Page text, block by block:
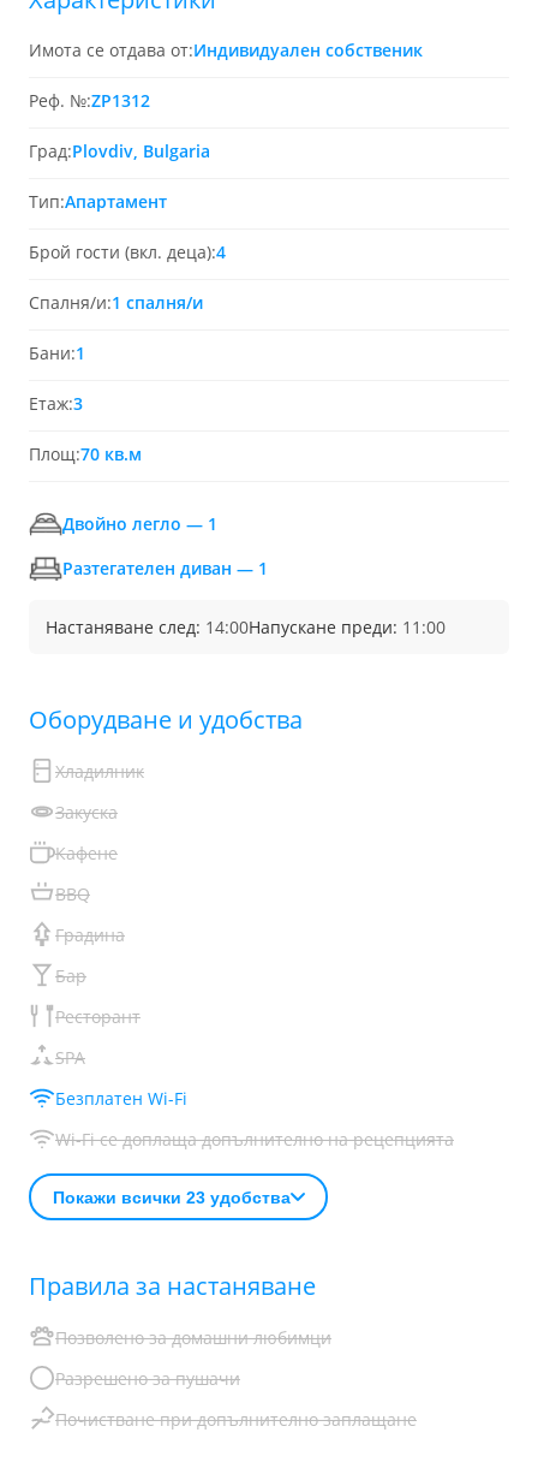
Имота се отдава от:Индивидуален собственик
Реф. №:ZP1312
Град:Plovdiv, Bulgaria
Тип:Апартамент
Брой гости (вкл. деца):4
Спалня/и:1 спалня/и
Бани:1
Етаж:3
Площ:70 кв.м
Двойно легло — 1
Разтегателен диван — 1
Настаняване след: 14:00Напускане преди: 11:00
Обoрудване и удобства
Хладилник
Закуска
Кафене
BBQ
Градина
Бар
Ресторант
SPA
Безплатен Wi-Fi
Wi-Fi се доплаща допълнително на рецепцията
Покажи всички 23 удобства
Правила за настаняване
Позволено за домашни любимци
Разрешено за пушачи
Почистване при допълнително заплащане